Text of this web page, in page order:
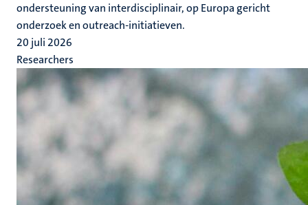
ondersteuning van interdisciplinair, op Europa gericht
onderzoek en outreach-initiatieven.
20 juli 2026
Researchers